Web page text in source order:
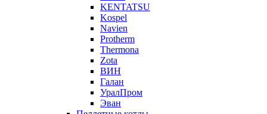
KENTATSU
Kospel
Navien
Protherm
Thermona
Zota
ВИН
Галан
УралПром
Эван